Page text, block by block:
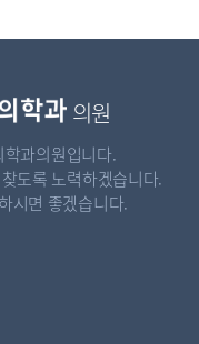
의원
과의원입니다.
도록 노력하겠습니다.
시면 좋겠습니다.